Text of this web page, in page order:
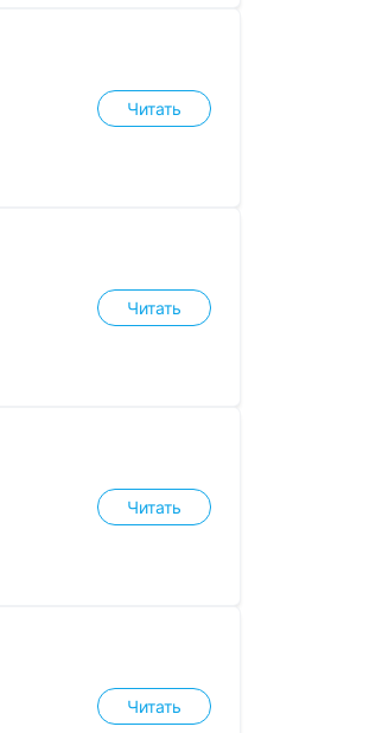
Читать
Читать
Читать
Читать